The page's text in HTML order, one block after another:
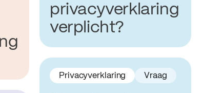
privacyverklaring
verplicht?
Privacyverklaring Vraag